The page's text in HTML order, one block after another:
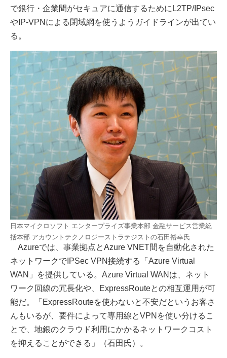
で銀行・企業間がセキュアに通信するためにL2TP/IPsec
やIP-VPNによる閉域網を使うようガイドラインが出てい
る。
日本マイクロソフト エンタープライズ事業本部 金融サービス営業統
括本部 アカウントテクノロジーストラテジストの石田裕幸氏
Azureでは、事業拠点とAzure VNET間を自動化された
ネットワークでIPSec VPN接続する「Azure Virtual
WAN」を提供している。Azure Virtual WANは、ネット
ワーク回線の冗長化や、ExpressRouteとの相互運用が可
能だ。「ExpressRouteを使わないと不安だというお客さ
んもいるが、要件によって専用線とVPNを使い分けるこ
とで、地銀のクラウド利用にかかるネットワークコスト
を抑えることができる」（石田氏）。